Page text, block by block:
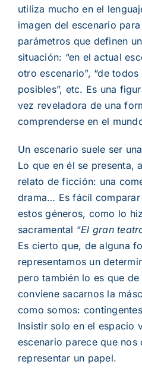
utiliza mucho en el
imagen del escenario
parámetros que definen
situación: “en el actual
otro escenario”, “de todos
posibles”, etc. Es una
vez reveladora de una
comprenderse en el
Un escenario suele ser
Lo que enél se presenta,
relato de ficción: una
drama… Es fácil
estos géneros, como lo
sacramental “El gran
Es cierto que, de alguna
representamos un
pero también lo es que de
conviene sacarnos la má
como somos:
Insistir solo en el espacio
escenario parece que nos
representar un papel.